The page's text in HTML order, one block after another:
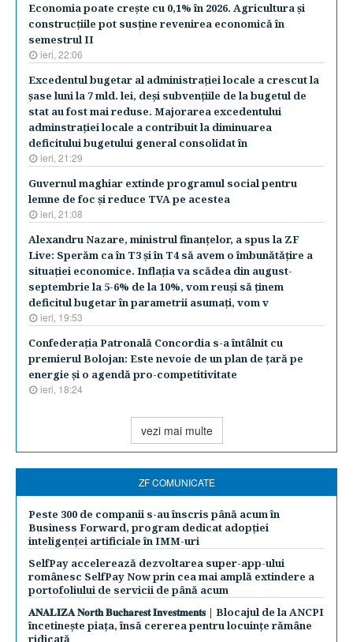
Economia poate creşte cu 0,1% în 2026. Agricultura şi
construcţiile pot susţine revenirea economică în
semestrul II
ieri, 22:06
Excedentul bugetar al administraţiei locale a crescut la
şase luni la 7 mld. lei, deşi subvenţiile de la bugetul de
stat au fost mai reduse. Majorarea excedentului
adminstraţiei locale a contribuit la diminuarea
deficitului bugetului general consolidat în
ieri, 21:29
Guvernul maghiar extinde programul social pentru
lemne de foc şi reduce TVA pe acestea
ieri, 21:08
Alexandru Nazare, ministrul finanţelor, a spus la ZF
Live: Sperăm ca în T3 şi în T4 să avem o îmbunătăţire a
situaţiei economice. Inflaţia va scădea din august-
septembrie la 5-6% de la 10%, vom reuşi să ţinem
deficitul bugetar în parametrii asumaţi, vom v
ieri, 19:53
Confederaţia Patronală Concordia s-a întâlnit cu
premierul Bolojan: Este nevoie de un plan de ţară pe
energie şi o agendă pro-competitivitate
ieri, 18:24
vezi mai multe
ZF COMUNICATE
Peste 300 de companii s-au înscris până acum în
Business Forward, program dedicat adopției
inteligenței artificiale în IMM-uri
SelfPay accelerează dezvoltarea super-app-ului
românesc SelfPay Now prin cea mai amplă extindere a
portofoliului de servicii de până acum
𝐀𝐍𝐀𝐋𝐈𝐙𝐀 𝐍𝐨𝐫𝐭𝐡 𝐁𝐮𝐜𝐡𝐚𝐫𝐞𝐬𝐭 𝐈𝐧𝐯𝐞𝐬𝐭𝐦𝐞𝐧𝐭𝐬 | Blocajul de la ANCPI
încetinește piața, însă cererea pentru locuințe rămâne
ridicată